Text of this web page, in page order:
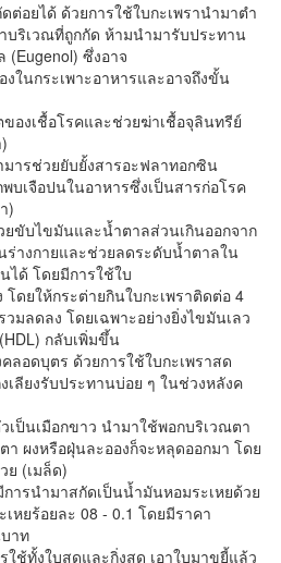
ต่อยได้ ด้วยการใช้ใบกะเพรานำมาตำ
บริเวณที่ถูกกัด ห้ามนำมารับประทาน
(Eugenol) ซึ่งอาจ
ในกระเพาะอาหารและอาจถึงขั้น
องเชื้อโรคและช่วยฆ่าเชื้อจุลินทรีย์
มารช่วยยับยั้งสารอะฟลาทอกซิน
บเจือปนในอาหารซึ่งเป็นสารก่อโรค
)
ยขับไขมันและน้ำตาลส่วนเกินออกจาก
ร่างกายและช่วยลดระดับน้ำตาลใน
ได้ โดยมีการใช้ใบ
ดยให้กระต่ายกินใบกะเพราติดต่อ 4
มลดลง โดยเฉพาะอย่างยิ่งไขมันเลว
กลับเพิ่มขึ้น
ลอดบุตร ด้วยการใช้ใบกะเพราสด
ลียงรับประทานบ่อย ๆ ในช่วงหลังค
เป็นเมือกขาว นำมาใช้พอกบริเวณตา
า ผงหรือฝุ่นละอองก็จะหลุดออกมา โดย
ย (เมล็ด)
ารนำมาสกัดเป็นน้ำมันหอมระเหยด้วย
หยร้อยละ 08 - 0.1 โดยมีราคา
าท
ใช้ทั้งใบสดและกิ่งสด เอาใบมาขยี้แล้ว